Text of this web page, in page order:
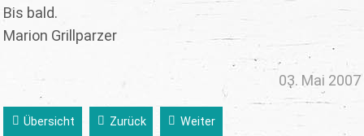
Bis bald.
Marion Grillparzer
03. Mai 2007
Übersicht Zurück Weiter